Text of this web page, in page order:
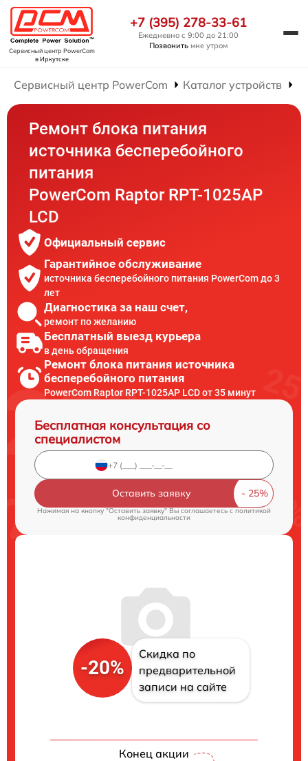
Сервисный центр PowerCom
в Иркутске
+7 (395) 278-33-61
Ежедневно с 9:00 до 21:00
Позвонить мне утром
Сервисный центр PowerCom Каталог устройств
Ремонт блока питания
источника бесперебойного
питания
PowerCom Raptor RPT-1025AP
LCD
Официальный сервис
Гарантийное обслуживание
источника бесперебойного питания PowerCom до 3
лет
Диагностика за наш счет,
ремонт по желанию
Бесплатный выезд курьера
в день обращения
Ремонт блока питания источника
бесперебойного питания
PowerCom Raptor RPT-1025AP LCD от 35 минут
Бесплатная консультация со
специалистом
Оставить заявку
Нажимая на кнопку "Оставить заявку" Вы соглашаетесь cполитикой
конфиденциальности
-20%
Скидка по
предварительной
записи на сайте
Конец акции